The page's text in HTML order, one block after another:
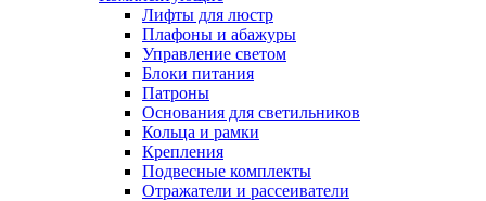
Лифты для люстр
Плафоны и абажуры
Управление светом
Блоки питания
Патроны
Основания для светильников
Кольца и рамки
Крепления
Подвесные комплекты
Отражатели и рассеиватели